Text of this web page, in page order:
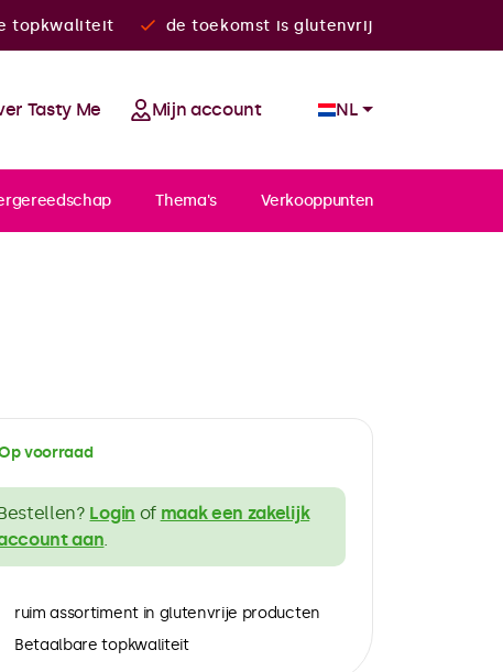
topkwaliteit de toekomst is glutenvrij
Tasty Me Mijn account NL
Thema's Verkooppunten
voorraad
Login of maak een zakelijk
aan
ruim assortiment in glutenvrije producten
Betaalbare topkwaliteit